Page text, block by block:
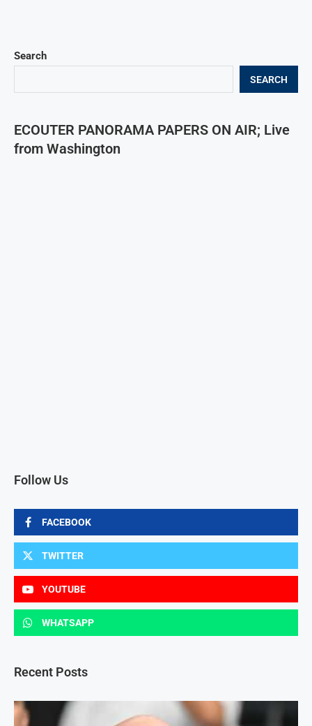
Search
SEARCH
ECOUTER PANORAMA PAPERS ON AIR; Live
from Washington
Follow Us
FACEBOOK
TWITTER
YOUTUBE
WHATSAPP
Recent Posts